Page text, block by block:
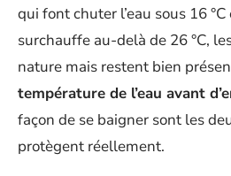
qui font chuter l’eau sous 16
surchauffe au-delà de 26 °C,
nature mais restent bien
température de l’eau avant
façon de se baigner sont les
protègent réellement.